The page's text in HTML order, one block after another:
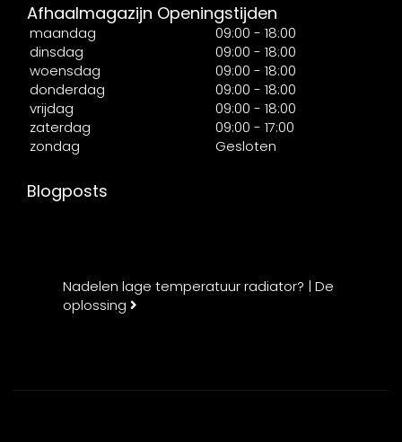
Afhaalmagazijn Openingstijden
maandag
09:00 - 18:00
dinsdag
09:00 - 18:00
woensdag
09:00 - 18:00
donderdag
09:00 - 18:00
vrijdag
09:00 - 18:00
zaterdag
09:00 - 17:00
zondag
Gesloten
Blogposts
Nadelen lage temperatuur radiator? | De
oplossing